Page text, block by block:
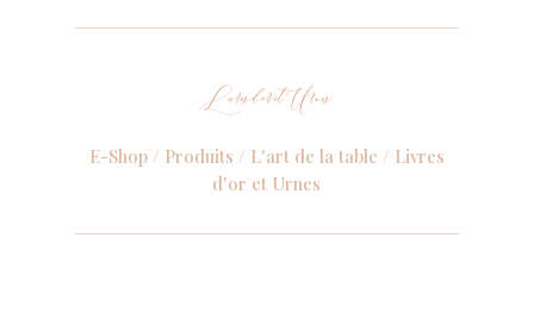
Livres d'or et Urnes
E-Shop / Produits / L'art de la table / Livres
d'or et Urnes